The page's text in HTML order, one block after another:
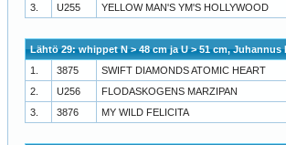
3.
U255 YELLOW MAN'S YM'S HOLLYWOOD
Lähtö 29: whippet N > 48 cm ja U > 51 cm, Juhannus
1.
3875 SWIFT DIAMONDS ATOMIC HEART
2.
U256 FLODASKOGENS MARZIPAN
3.
3876 MY WILD FELICITA